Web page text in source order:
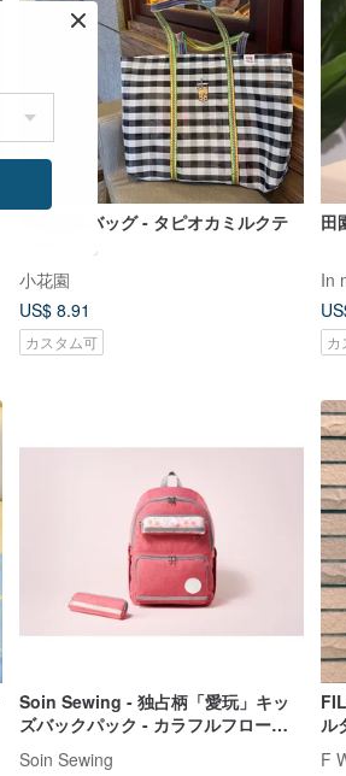
刺繍漁師バッグ - タピオカミルクテ
小花園
US$ 8.91
カスタム可
田
In
カ
Soin Sewing - 独占柄「愛玩」キッ
ズバックパック - カラフルフローラ
ル
Soin Sewing
ル
F